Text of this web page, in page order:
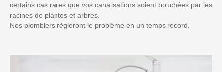
certains cas rares que vos canalisations soient bouchées par les
racines de plantes et arbres.
Nos plombiers régleront le problème en un temps record.